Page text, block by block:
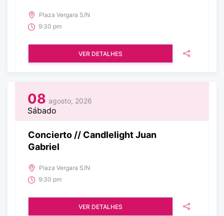
Plaza Vergara S/N
9:30 pm
VER DETALHES
08 agosto, 2026
Sábado
Concierto // Candlelight Juan
Gabriel
Plaza Vergara S/N
9:30 pm
VER DETALHES